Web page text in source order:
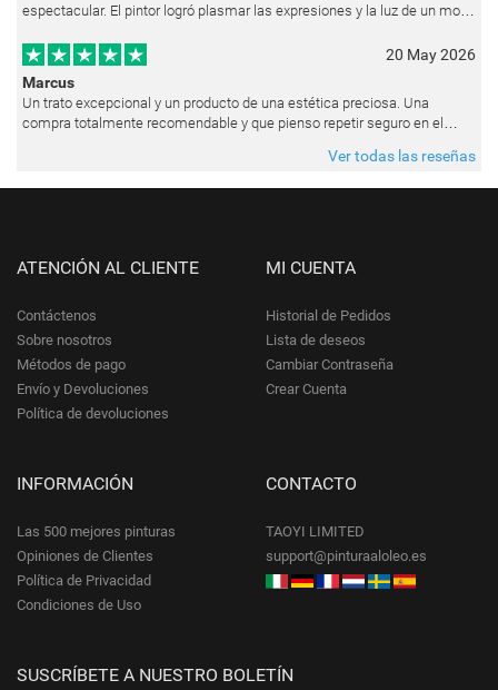
espectacular. El pintor logró plasmar las expresiones y la luz de un modo
20 May 2026
Marcus
Un trato excepcional y un producto de una estética preciosa. Una
compra totalmente recomendable y que pienso repetir seguro en el
Ver todas las reseñas
ATENCIÓN AL CLIENTE
Contáctenos
Sobre nosotros
Métodos de pago
Envío y Devoluciones
Política de devoluciones
MI CUENTA
Historial de Pedidos
Lista de deseos
Cambiar Contraseña
Crear Cuenta
INFORMACIÓN
Las 500 mejores pinturas
Opiniones de Clientes
Política de Privacidad
Condiciones de Uso
CONTACTO
TAOYI LIMITED
support@pinturaaloleo.es
SUSCRÍBETE A NUESTRO BOLETÍN